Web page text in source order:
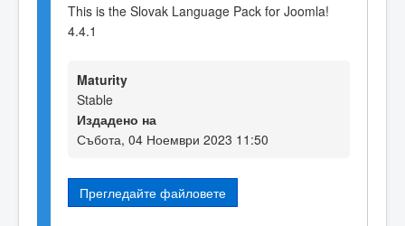
This is the Slovak Language Pack for Joomla!
4.4.1
Maturity
Stable
Издадено на
Събота, 04 Ноември 2023 11:50
Прегледайте файловете